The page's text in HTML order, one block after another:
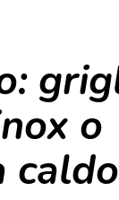
o
caldo